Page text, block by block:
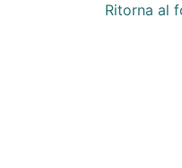
Ritorna al